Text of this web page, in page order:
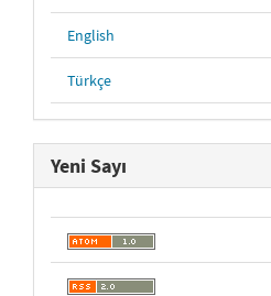
English
Türkçe
Yeni Sayı